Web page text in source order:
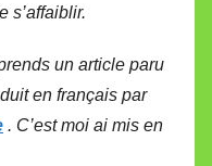
s’affaiblir.
un article paru
en français par
. C’est moi ai mis en